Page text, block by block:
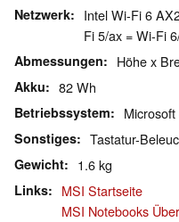
Netzwerk
Intel Wi-Fi 6
Fi 5/ax = Wi-Fi
Abmessungen Höhe x
Akku 82 Wh
Betriebssystem
Sonstiges Tastatur-
Gewicht 1.6 kg
Links
MSI Startseite
MSI Notebooks